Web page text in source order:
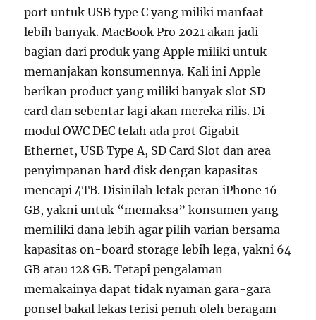
port untuk USB type C yang miliki manfaat
lebih banyak. MacBook Pro 2021 akan jadi
bagian dari produk yang Apple miliki untuk
memanjakan konsumennya. Kali ini Apple
berikan product yang miliki banyak slot SD
card dan sebentar lagi akan mereka rilis. Di
modul OWC DEC telah ada prot Gigabit
Ethernet, USB Type A, SD Card Slot dan area
penyimpanan hard disk dengan kapasitas
mencapi 4TB. Disinilah letak peran iPhone 16
GB, yakni untuk “memaksa” konsumen yang
memiliki dana lebih agar pilih varian bersama
kapasitas on-board storage lebih lega, yakni 64
GB atau 128 GB. Tetapi pengalaman
memakainya dapat tidak nyaman gara-gara
ponsel bakal lekas terisi penuh oleh beragam